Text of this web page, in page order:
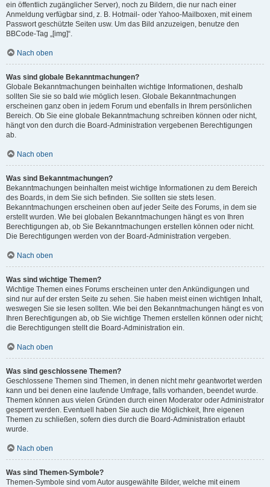
ein öffentlich zugänglicher Server), noch zu Bildern, die nur nach einer
Anmeldung verfügbar sind, z. B. Hotmail- oder Yahoo-Mailboxen, mit einem
Passwort geschützte Seiten usw. Um das Bild anzuzeigen, benutze den
BBCode-Tag „[img]“.
Nach oben
Was sind globale Bekanntmachungen?
Globale Bekanntmachungen beinhalten wichtige Informationen, deshalb
sollten Sie sie so bald wie möglich lesen. Globale Bekanntmachungen
erscheinen ganz oben in jedem Forum und ebenfalls in Ihrem persönlichen
Bereich. Ob Sie eine globale Bekanntmachung schreiben können oder nicht,
hängt von den durch die Board-Administration vergebenen Berechtigungen
ab.
Nach oben
Was sind Bekanntmachungen?
Bekanntmachungen beinhalten meist wichtige Informationen zu dem Bereich
des Boards, in dem Sie sich befinden. Sie sollten sie stets lesen.
Bekanntmachungen erscheinen oben auf jeder Seite des Forums, in dem sie
erstellt wurden. Wie bei globalen Bekanntmachungen hängt es von Ihren
Berechtigungen ab, ob Sie Bekanntmachungen erstellen können oder nicht.
Die Berechtigungen werden von der Board-Administration vergeben.
Nach oben
Was sind wichtige Themen?
Wichtige Themen eines Forums erscheinen unter den Ankündigungen und
sind nur auf der ersten Seite zu sehen. Sie haben meist einen wichtigen Inhalt,
weswegen Sie sie lesen sollten. Wie bei den Bekanntmachungen hängt es von
Ihren Berechtigungen ab, ob Sie wichtige Themen erstellen können oder nicht;
die Berechtigungen stellt die Board-Administration ein.
Nach oben
Was sind geschlossene Themen?
Geschlossene Themen sind Themen, in denen nicht mehr geantwortet werden
kann und bei denen eine laufende Umfrage, falls vorhanden, beendet wurde.
Themen können aus vielen Gründen durch einen Moderator oder Administrator
gesperrt werden. Eventuell haben Sie auch die Möglichkeit, Ihre eigenen
Themen zu schließen, sofern dies durch die Board-Administration erlaubt
wurde.
Nach oben
Was sind Themen-Symbole?
Themen-Symbole sind vom Autor ausgewählte Bilder, welche mit einem